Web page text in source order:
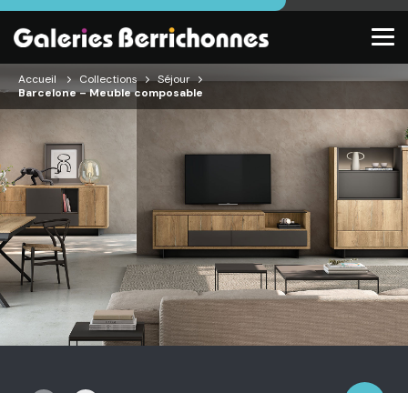
Accueil Collections
Séjour
Barcelone – Meuble composable